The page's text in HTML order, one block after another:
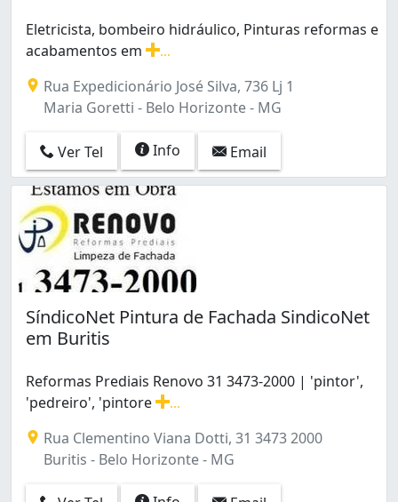
Eletricista, bombeiro hidráulico, Pinturas reformas e
acabamentos em
Rua Expedicionário José Silva, 736 Lj 1
Maria Goretti - Belo Horizonte - MG
Ver Tel Info Email
SíndicoNet Pintura de Fachada SindicoNet
em Buritis
Reformas Prediais Renovo 31 3473-2000 | 'pintor',
'pedreiro', 'pintore
Rua Clementino Viana Dotti, 31 3473 2000
Buritis - Belo Horizonte - MG